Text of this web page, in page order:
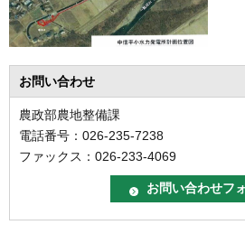
お問い合わせ
農政部農地整備課
電話番号：026-235-7238
ファックス：026-233-4069